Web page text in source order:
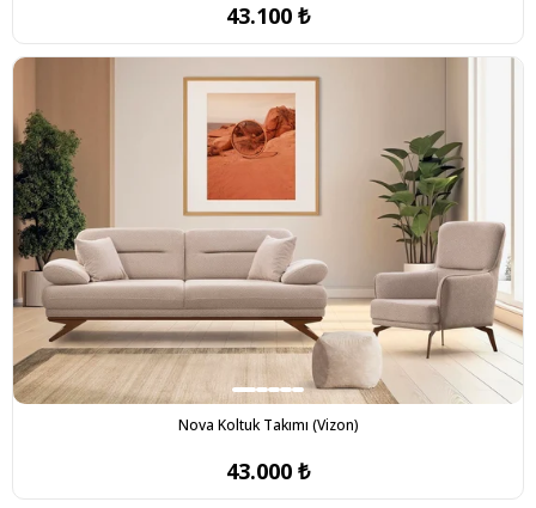
43.100 ₺
Nova Koltuk Takımı (Vizon)
43.000 ₺